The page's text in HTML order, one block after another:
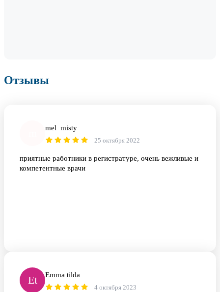
Отзывы
mel_misty
25 октября 2022
приятные работники в регистратуре, очень вежливые и
компетентные врачи
Et Emma tilda
4 октября 2023